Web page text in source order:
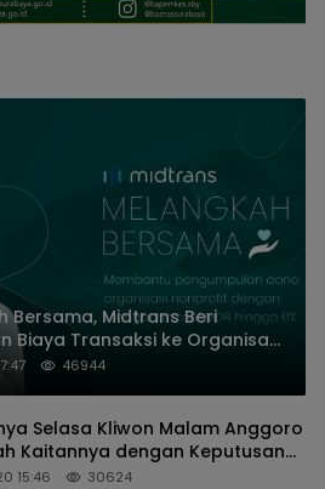
Bersama, Midtrans Beri
Biaya Transaksi ke Organisasi
46944
Selasa Kliwon Malam Anggoro
Kaitannya dengan Keputusan
15:46 30624